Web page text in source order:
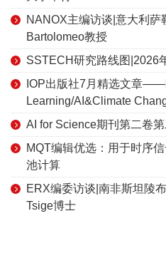
NANOX主编访谈|意大利萨
Bartolomeo教授
SSTECH研究路线图|2026
IOP出版社7月精选文章
Learning/AI&Climate
AI for Science期刊第二卷
MQT编辑优选：用于时序
池计算
ERX编委访谈|南非斯坦陵
Tsige博士